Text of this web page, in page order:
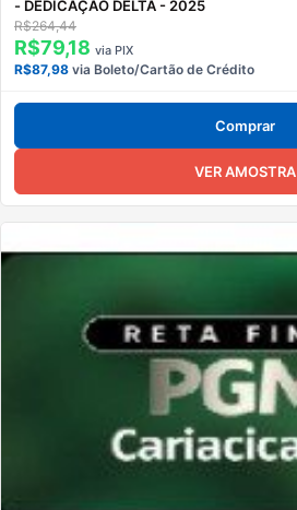
- DEDICAÇÃO DELTA - 2025
R$264,44
R$79,18 via PIX
R$87,98 via Boleto/Cartão de Crédito
Comprar
VER AMOSTRA